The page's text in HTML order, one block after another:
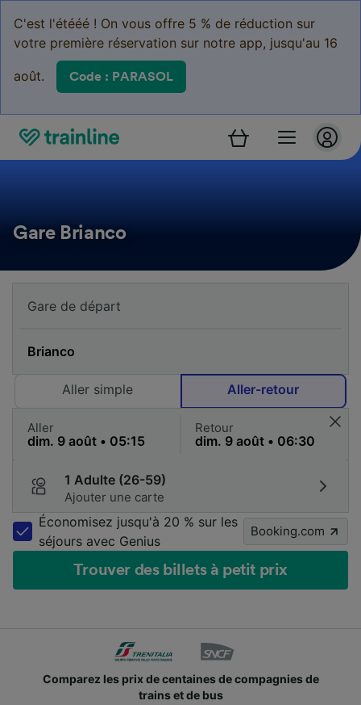
C'est l'étééé ! On vous offre 5 % de réduction sur
votre première réservation sur notre app, jusqu'au 16
août. Code : PARASOL
Gare Brianco
Aller simple Aller-retour
Aller Retour
1 Adulte (26-59)
Ajouter une carte
Économisez jusqu'à 20 % sur les
séjours avec Genius
Booking.com
Trouver des billets à petit prix
Comparez les prix de centaines de compagnies de
trains et de bus